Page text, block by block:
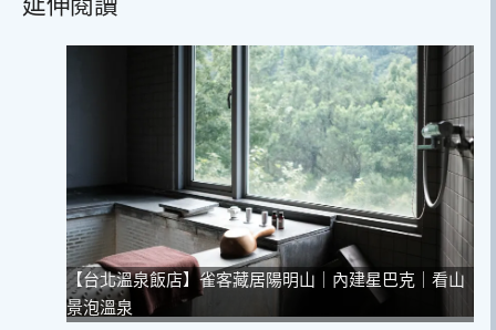
【台北溫泉飯店】雀客藏居陽明山｜內建星巴克｜看山
景泡溫泉